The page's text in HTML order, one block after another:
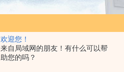
欢迎您！
来自局域网的朋友！有什么可以帮
助您的吗？